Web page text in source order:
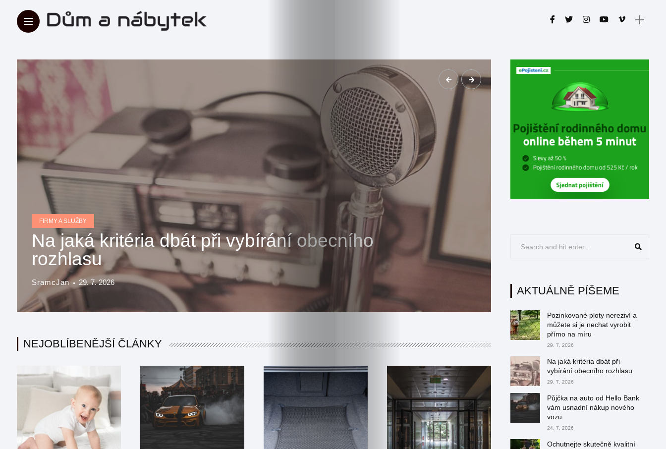
FIRMY A SLUŽBY
Na jaká kritéria dbát při vybírání obecního
rozhlasu
SramcJan 29. 7. 2026
Půjčka na auto
Markéta Marková
NEJOBLÍBENĚJŠÍ ČLÁNKY
AKTUÁLNĚ PÍŠEME
Pozinkované ploty nereziví a
můžete si je nechat vyrobit
přímo na míru
29. 7. 2026
Na jaká kritéria dbát při
vybírání obecního rozhlasu
29. 7. 2026
Půjčka na auto od Hello Bank
vám usnadní nákup nového
vozu
24. 7. 2026
Ochutnejte skutečně kvalitní